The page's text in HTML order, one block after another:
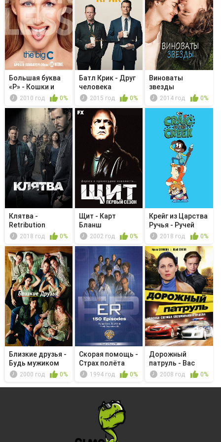
Большая буква
«Р» - Кошки и
собаки
2010 год 0%
Батл Крик - Друг
человека
2015 год 0%
Виноваты
звезды
2014 год 0%
Клятва -
Retribution
2018 год 0%
Щит - Карт
Бланш
2002 год 0%
Крейг из Царства
Ручья - Ручей
Бернар...
2018 год 0%
Близкие друзья -
Будь мужиком
2000 год 0%
Скорая помощь -
Страх полёта
1994 год 0%
Дорожный
патруль - Вас
подвезти?
2008 год 0%